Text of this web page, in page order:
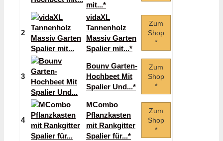
mit...*
2
vidaXL
Tannenholz
Massiv Garten
Spalier mit...*
Zum
Shop
*
3
Bounv Garten-
Hochbeet Mit
Spalier Und...*
Zum
Shop
*
4
MCombo
Pflanzkasten
mit Rankgitter
Spalier für...*
Zum
Shop
*